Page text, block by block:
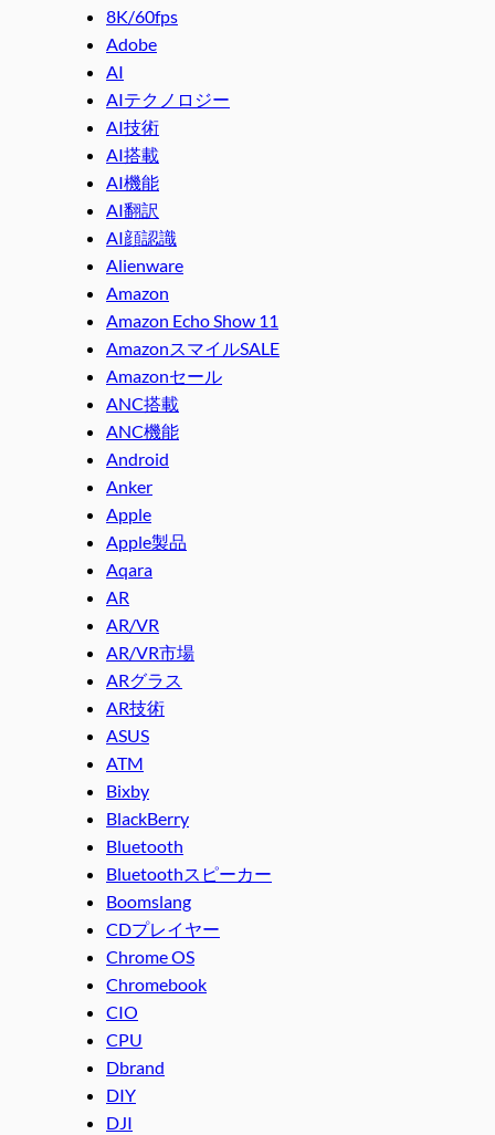
8K/60fps
Adobe
AI
AIテクノロジー
AI技術
AI搭載
AI機能
AI翻訳
AI顔認識
Alienware
Amazon
Amazon Echo Show 11
AmazonスマイルSALE
Amazonセール
ANC搭載
ANC機能
Android
Anker
Apple
Apple製品
Aqara
AR
AR/VR
AR/VR市場
ARグラス
AR技術
ASUS
ATM
Bixby
BlackBerry
Bluetooth
Bluetoothスピーカー
Boomslang
CDプレイヤー
Chrome OS
Chromebook
CIO
CPU
Dbrand
DIY
DJI